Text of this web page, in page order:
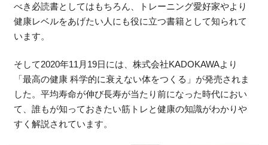
べき必読書としてはもちろん、トレーニング愛好家やより
健康レベルをあげたい人にも役に立つ書籍として知られて
います。
そして2020年11月19日には、株式会社KADOKAWAより
「最高の健康 科学的に衰えない体をつくる」が発売されま
した。平均寿命が伸び長寿が当たり前になった時代におい
て、誰もが知っておきたい筋トレと健康の知識がわかりや
すく解説されています。